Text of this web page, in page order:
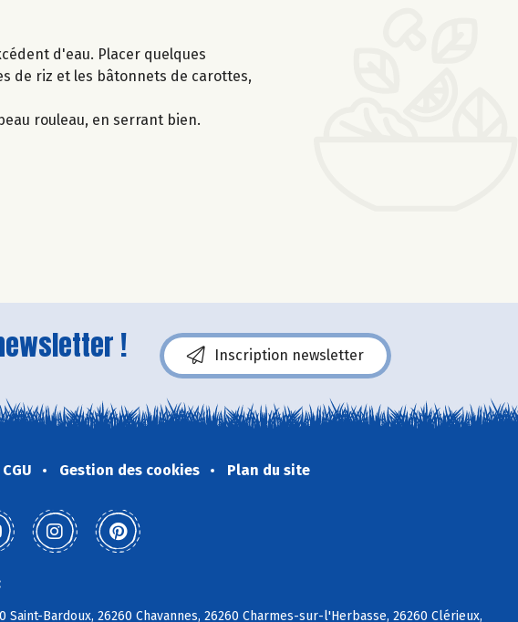
d'eau. Placer quelques
de riz et les bâtonnets de carottes,
rouleau, en serrant bien.
! Inscription newsletter
CGU Gestion des cookies Plan du site
Bardoux, 26260 Chavannes, 26260 Charmes-sur-l'Herbasse, 26260 Clérieux,